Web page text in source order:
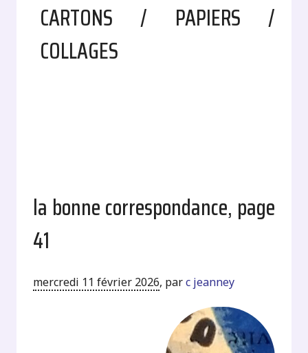
CARTONS / PAPIERS /
COLLAGES
la bonne correspondance, page
41
mercredi 11 février 2026, parc jeanney